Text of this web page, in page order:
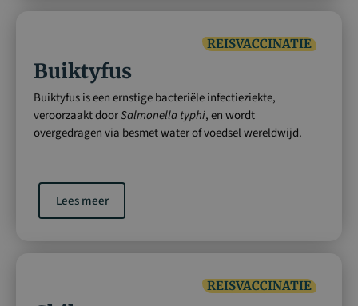
REISVACCINATIE
Buiktyfus
Buiktyfus is een ernstige bacteriële infectieziekte,
veroorzaakt doorSalmonella typhi, en wordt
overgedragen via besmet water of voedsel wereldwijd.
Lees meer
REISVACCINATIE